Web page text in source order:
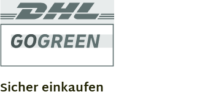
Sicher einkaufen